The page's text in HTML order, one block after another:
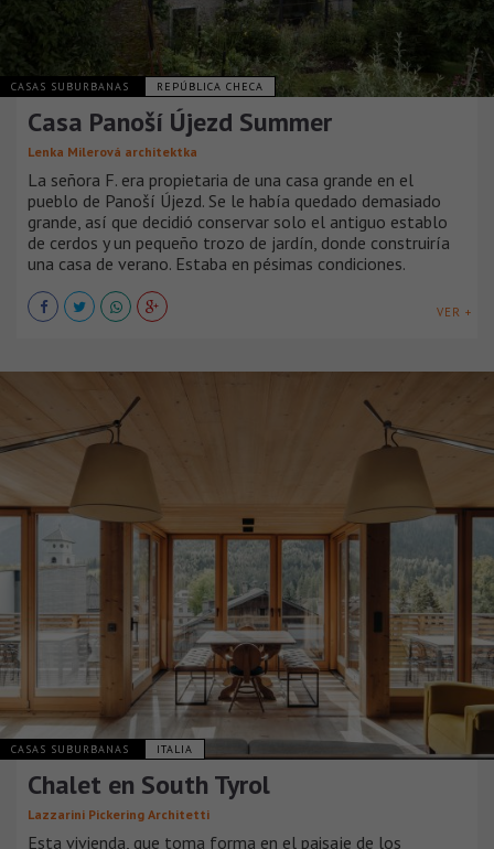
CASAS SUBURBANAS REPÚBLICA CHECA
Casa Panoší Újezd Summer
Lenka Milerová architektka
La señora F. era propietaria de una casa grande en el
pueblo de Panoší Újezd. Se le había quedado demasiado
grande, así que decidió conservar solo el antiguo establo
de cerdos y un pequeño trozo de jardín, donde construiría
una casa de verano. Estaba en pésimas condiciones.
VER +
CASAS SUBURBANAS ITALIA
Chalet en South Tyrol
Lazzarini Pickering Architetti
Esta vivienda, que toma forma en el paisaje de los